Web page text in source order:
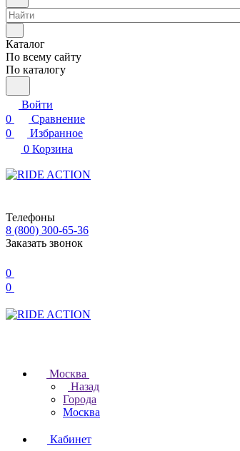
Каталог
По всему сайту
По каталогу
Войти
0
Сравнение
0
Избранное
0 Корзина
Телефоны
8 (800) 300-65-36
Заказать звонок
0
0
Москва
Назад
Города
Москва
Кабинет